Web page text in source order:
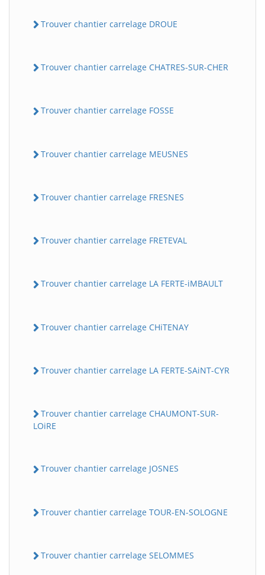
Trouver chantier carrelage DROUE
Trouver chantier carrelage CHATRES-SUR-CHER
Trouver chantier carrelage FOSSE
Trouver chantier carrelage MEUSNES
Trouver chantier carrelage FRESNES
Trouver chantier carrelage FRETEVAL
Trouver chantier carrelage LA FERTE-iMBAULT
Trouver chantier carrelage CHiTENAY
Trouver chantier carrelage LA FERTE-SAiNT-CYR
Trouver chantier carrelage CHAUMONT-SUR-
LOiRE
Trouver chantier carrelage JOSNES
Trouver chantier carrelage TOUR-EN-SOLOGNE
Trouver chantier carrelage SELOMMES